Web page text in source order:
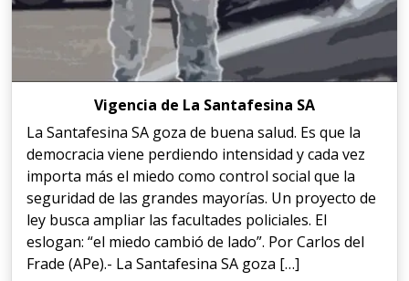
Vigencia de La Santafesina SA
La Santafesina SA goza de buena salud. Es que la
democracia viene perdiendo intensidad y cada vez
importa más el miedo como control social que la
seguridad de las grandes mayorías. Un proyecto de
ley busca ampliar las facultades policiales. El
eslogan: “el miedo cambió de lado”. Por Carlos del
Frade (APe).- La Santafesina SA goza […]